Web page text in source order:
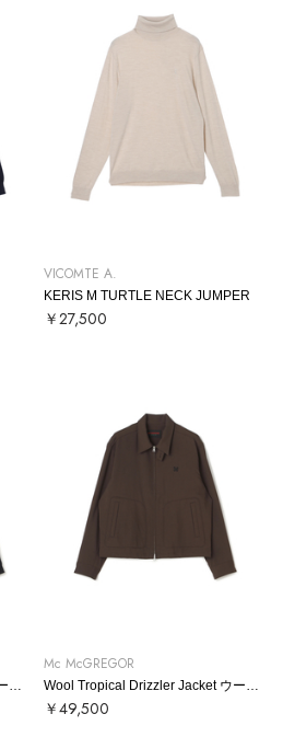
VICOMTE A.
KERIS M TURTLE NECK JUMPER
￥27,500
Mc McGREGOR
￥49,500